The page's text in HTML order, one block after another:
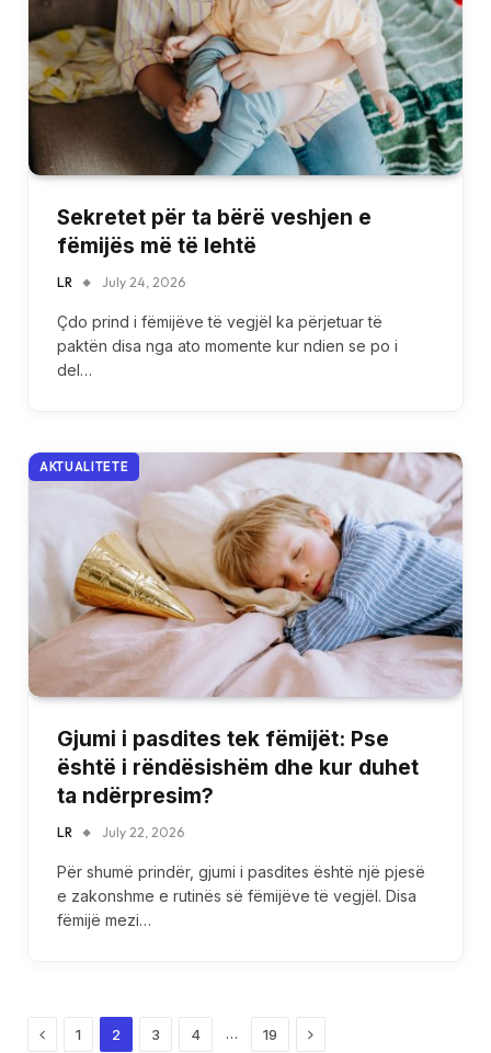
Sekretet për ta bërë veshjen e
fëmijës më të lehtë
LR July 24, 2026
Çdo prind i fëmijëve të vegjël ka përjetuar të
paktën disa nga ato momente kur ndien se po i
del…
AKTUALITETE
Gjumi i pasdites tek fëmijët: Pse
është i rëndësishëm dhe kur duhet
ta ndërpresim?
LR July 22, 2026
Për shumë prindër, gjumi i pasdites është një pjesë
e zakonshme e rutinës së fëmijëve të vegjël. Disa
fëmijë mezi…
Previous
1 2 3 4 … 19 Next